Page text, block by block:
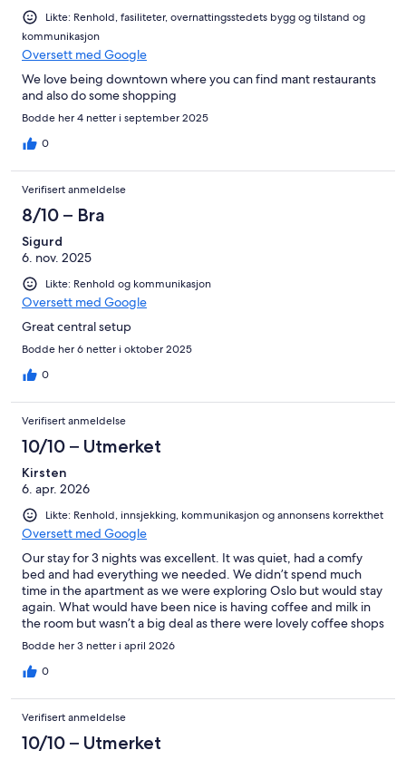
Likte: Renhold, fasiliteter, overnattingsstedets bygg og tilstand og
kommunikasjon
Oversett med Google
We love being downtown where you can find mant restaurants
and also do some shopping
Bodde her 4 netter i september 2025
0
Verifisert anmeldelse
8/10 – Bra
Sigurd
6. nov. 2025
Likte: Renhold og kommunikasjon
Oversett med Google
Great central setup
Bodde her 6 netter i oktober 2025
0
Verifisert anmeldelse
10/10 – Utmerket
Kirsten
6. apr. 2026
Likte: Renhold, innsjekking, kommunikasjon og annonsens korrekthet
Oversett med Google
Our stay for 3 nights was excellent. It was quiet, had a comfy
bed and had everything we needed. We didn’t spend much
time in the apartment as we were exploring Oslo but would stay
again. What would have been nice is having coffee and milk in
the room but wasn’t a big deal as there were lovely coffee shops
around. We had trouble with the Vander app but received a
reply from our email within minutes fixing the issue and then the
app worked great. I recommend guests to set up the Vander
before getting to your apartment.
Bodde her 3 netter i april 2026
0
Verifisert anmeldelse
10/10 – Utmerket